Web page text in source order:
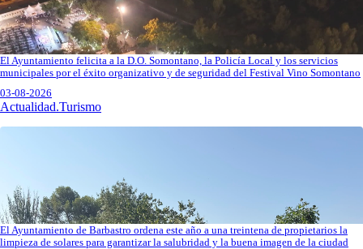
El Ayuntamiento felicita a la D.O. Somontano, la Policía Local y los servicios
municipales por el éxito organizativo y de seguridad del Festival Vino Somontano
03-08-2026
Actualidad.Turismo
El Ayuntamiento de Barbastro ordena este año a una treintena de propietarios la
limpieza de solares para garantizar la salubridad y la buena imagen de la ciudad